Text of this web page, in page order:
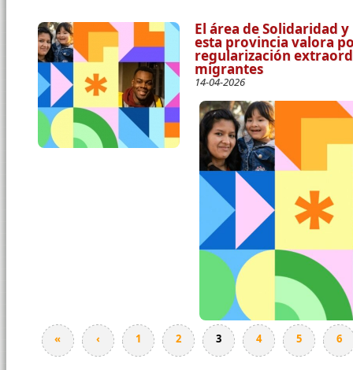
El área de Solidaridad
esta provincia valora
regularización
migrantes
14-04-2026
« ‹ 1 2 3 4 5 6